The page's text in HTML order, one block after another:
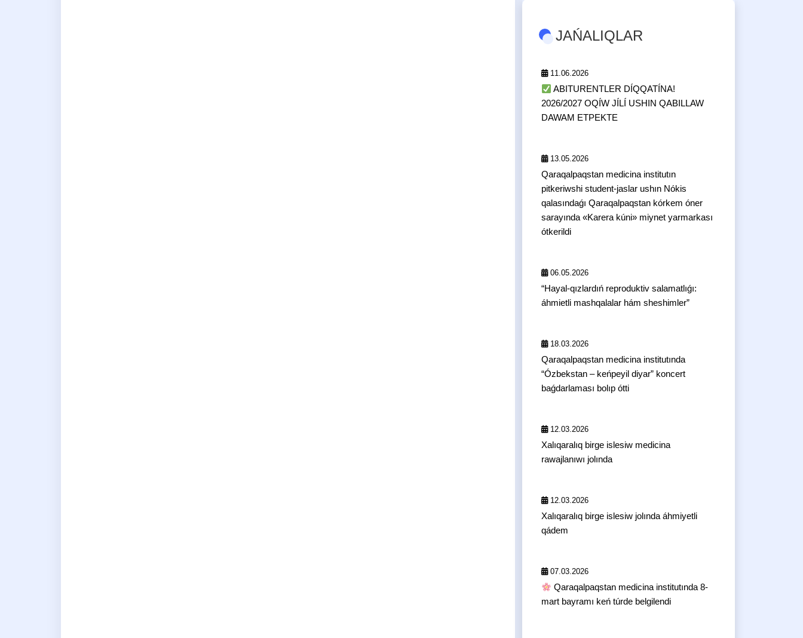
JAŃALIQLAR
11.06.2026
ABITURENTLER DÍQQATÍNA!
2026/2027 OQÍW JÍLÍ USHIN QABILLAW
DAWAM ETPEKTE
13.05.2026
Qaraqalpaqstan medicina institutın
pitkeriwshi student-jaslar ushın Nókis
qalasındaǵı Qaraqalpaqstan kórkem óner
sarayında «Karera kúni» miynet yarmarkası
ótkerildi
06.05.2026
“Hayal-qızlardıń reproduktiv salamatlıǵı:
áhmietli mashqalalar hám sheshimler”
18.03.2026
Qaraqalpaqstan medicina institutında
“Ózbekstan – keńpeyil diyar” koncert
baǵdarlaması bolıp ótti
12.03.2026
Xalıqaralıq birge islesiw medicina
rawajlanıwı jolında
12.03.2026
Xalıqaralıq birge islesiw jolında áhmiyetli
qádem
07.03.2026
Qaraqalpaqstan medicina institutında 8-
mart bayramı keń túrde belgilendi